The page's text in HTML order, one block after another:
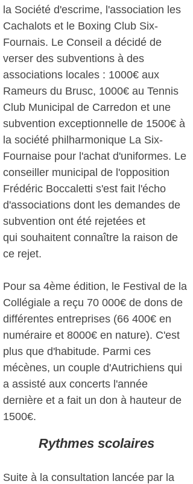
la Société d'escrime, l'association les
Cachalots et le Boxing Club Six-
Fournais. Le Conseil a décidé de
verser des subventions à des
associations locales : 1000€ aux
Rameurs du Brusc, 1000€ au Tennis
Club Municipal de Carredon et une
subvention exceptionnelle de 1500€ à
la société philharmonique La Six-
Fournaise pour l'achat d'uniformes. Le
conseiller municipal de l'opposition
Frédéric Boccaletti s'est fait l'écho
d'associations dont les demandes de
subvention ont été rejetées et
qui souhaitent connaître la raison de
ce rejet.
Pour sa 4ème édition, le Festival de la
Collégiale a reçu 70 000€ de dons de
différentes entreprises (66 400€ en
numéraire et 8000€ en nature). C'est
plus que d'habitude. Parmi ces
mécènes, un couple d'Autrichiens qui
a assisté aux concerts l'année
dernière et a fait un don à hauteur de
1500€.
Rythmes scolaires
Suite à la consultation lancée par la